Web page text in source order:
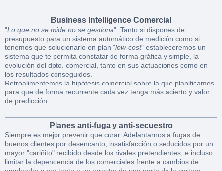
Business Intelligence Comercial
"Lo que no se mide no se gestiona". Tanto si dispones de
presupuesto para un sistema automático de medición como si
tenemos que solucionarlo en plan "low-cost" estableceremos un
sistema que te permita constatar de forma gráfica y simple, la
evolución del dpto. comercial, tanto en sus actuaciones como en
los resultados conseguidos.
Retroalimentemos la hipótesis comercial sobre la que planificamos
para que de forma recurrente cada vez tenga más acierto y valor
de predicción.
Planes anti-fuga y anti-secuestro
Siempre es mejor prevenir que curar. Adelantarnos a fugas de
buenos clientes por desencanto, insatisfacción o seducidos por un
mayor "cariñito" recibido desde los rivales pretendientes, e incluso
limitar la dependencia de los comerciales frente a cambios de